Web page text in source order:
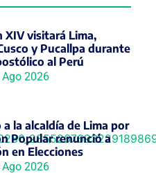
XIV visitará Lima,
y Pucallpa durante
al Perú
Ago 2026
la alcaldía de Lima por
Popular renunció a
en Elecciones
Ago 2026